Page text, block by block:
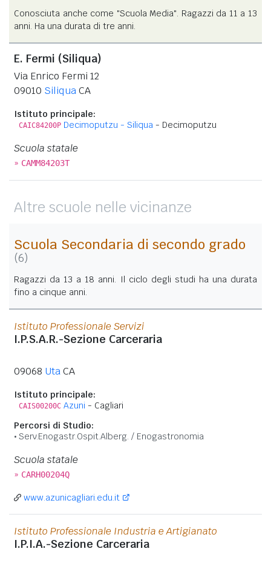
Conosciuta anche come "Scuola Media". Ragazzi da 11 a 13
anni. Ha una durata di tre anni.
E. Fermi (Siliqua)
Via Enrico Fermi 12
09010 SiliquaCA
Istituto principale:
CAIC84200P Decimoputzu - Siliqua - Decimoputzu
Scuola statale
» CAMM84203T
Altre scuole nelle vicinanze
Scuola Secondaria di secondo grado
(6)
Ragazzi da 13 a 18 anni. Il ciclo degli studi ha una durata
fino a cinque anni.
Istituto Professionale Servizi
I.P.S.A.R.-Sezione Carceraria
09068 UtaCA
Istituto principale:
CAIS00200C Azuni - Cagliari
Percorsi di Studio:
Serv.Enogastr.Ospit.Alberg. / Enogastronomia
Scuola statale
» CARH00204Q
www.azunicagliari.edu.it
Istituto Professionale Industria e Artigianato
I.P.I.A.-Sezione Carceraria